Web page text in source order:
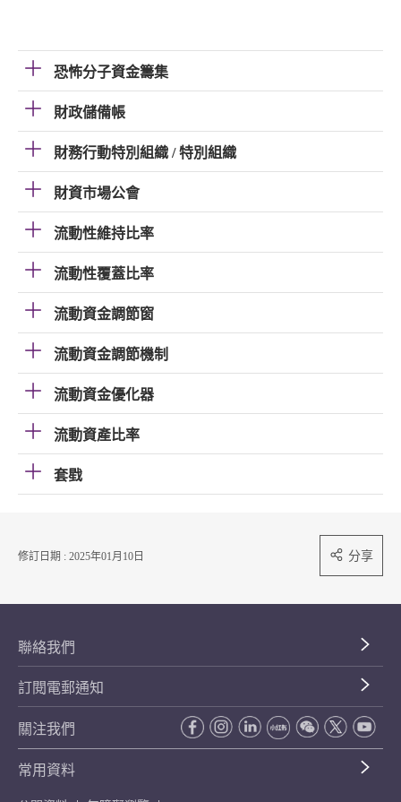
恐怖分子資金籌集
財政儲備帳
財務行動特別組織 / 特別組織
財資市場公會
流動性維持比率
流動性覆蓋比率
流動資金調節窗
流動資金調節機制
流動資金優化器
流動資產比率
套戥
修訂日期 : 2025年01月10日 分享
聯絡我們
訂閱電郵通知
關注我們
常用資料